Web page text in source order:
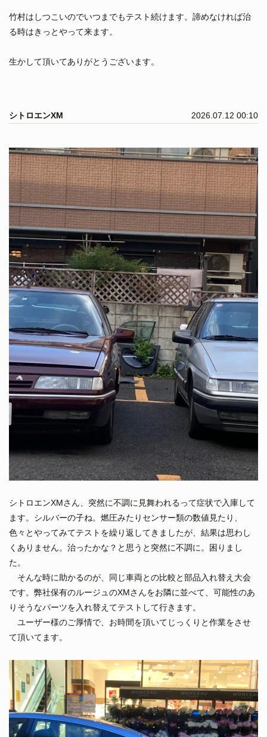
竹村はしつこいのでいつまでもテスト続けます。諦めなければ治
る時はきっとやって来ます。
生かして頂いてありがとうございます。
シトロエンXM 2026.07.12 00:10
シトロエンXMさん、突然に不調に見舞われるって症状で入庫して
ます。シルバーの子ね。燃圧みたりセンサー類の数値見たり、
色々とやってみてテストを繰り返してきましたが、結果は思わし
くありません。治ったかな？と思うと突然に不調に。困りまし
た。
そんな時に助かるのが、同じ車両との比較と部品入れ替え大会
です。弊社保有のルージュのXMさんをお隣に並べて、可能性のあ
りそうなパーツを入れ替えてテストして行きます。
ユーザー様のご厚情で、お時間を頂いてじっくりと作業をさせ
て頂いてます。